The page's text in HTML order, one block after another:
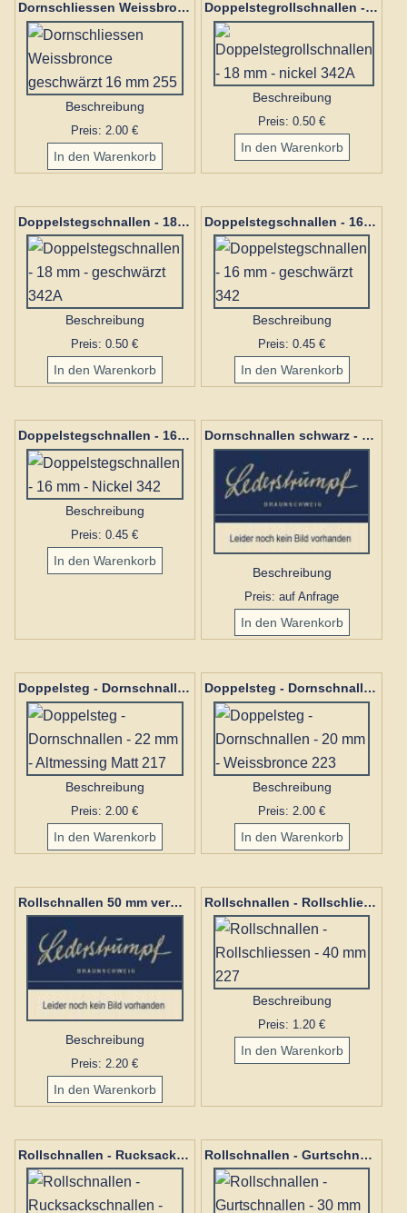
Dornschliessen Weissbronce geschwärzt 16 mm 255
Beschreibung
Preis: 2.00 €
Doppelstegrollschnallen - 18 mm - nickel 342A
Beschreibung
Preis: 0.50 €
Doppelstegschnallen - 18 mm - geschwärzt 342A
Beschreibung
Preis: 0.50 €
Doppelstegschnallen - 16 mm - geschwärzt 342
Beschreibung
Preis: 0.45 €
Doppelstegschnallen - 16 mm - Nickel 342
Beschreibung
Preis: 0.45 €
Dornschnallen schwarz - 16 mm - Weissbronce - neu
Beschreibung
Preis: auf Anfrage
Doppelsteg - Dornschnallen - 22 mm - Altmessing Matt 217
Beschreibung
Preis: 2.00 €
Doppelsteg - Dornschnallen - 20 mm - Weissbronce 223
Beschreibung
Preis: 2.00 €
Rollschnallen 50 mm vermessingt
Beschreibung
Preis: 2.20 €
Rollschnallen - Rollschliessen - 40 mm 227
Beschreibung
Preis: 1.20 €
Rollschnallen - Rucksackschnallen - 35 mm 226 Rollschnallen - Gurtschnallen - 30 mm 225